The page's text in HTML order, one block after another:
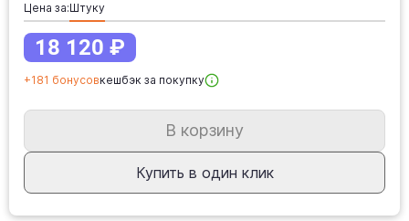
Цена за: штуку
18 120 ₽
+181 бонусовкешбэк за покупку
В корзину
Купить в один клик